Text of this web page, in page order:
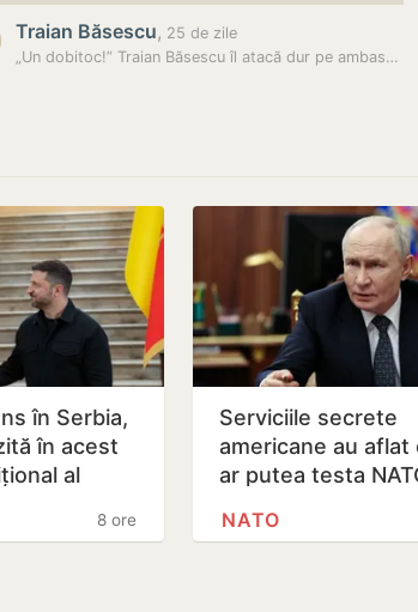
Traian Băsescu, 25 de zile
„Un dobitoc!” Traian Băsescu îl atacă dur pe ambasadorul Germaniei în…
în Serbia,
în acest
al
8 ore
Serviciile secrete
americane au aflat
ar putea testa
NATO